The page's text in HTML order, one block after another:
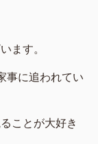
ます。
事に追われてい
ことが大好き